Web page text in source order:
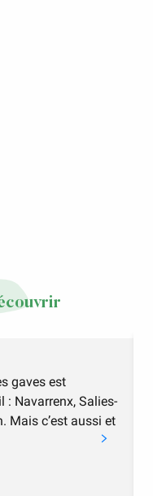
gaves est
: Navarrenx, Salies-
Mais c’est aussi et